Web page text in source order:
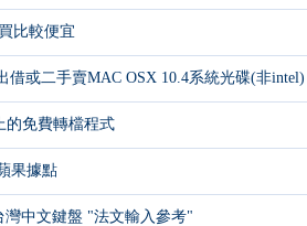
比較便宜
借或二手賣MAC OSX 10.4系統光碟(非intel)
的免費轉檔程式
果據點
灣中文鍵盤 "法文輸入參考"